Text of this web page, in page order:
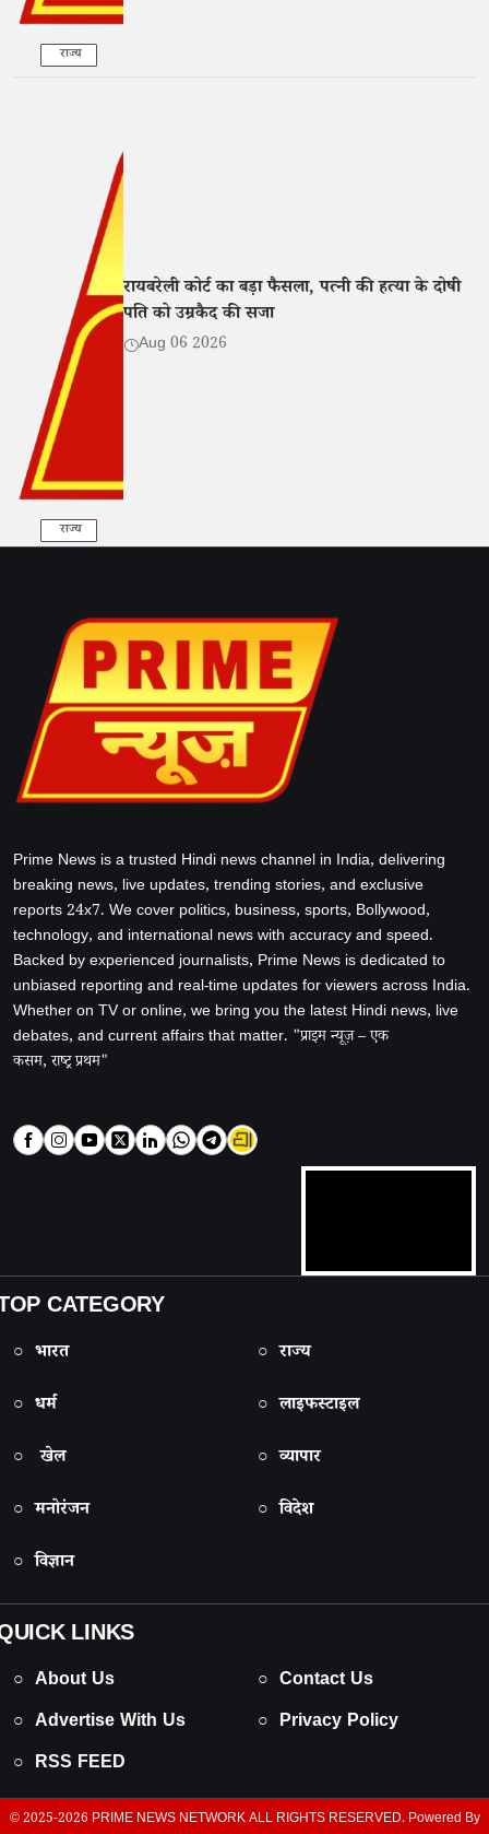
राज्य
राज्य
रायबरेली कोर्ट का बड़ा फैसला, पत्नी की हत्या के दोषी
पति को उम्रकैद की सजा
Aug 06 2026
Prime News is a trusted Hindi news channel in India, delivering
breaking news, live updates, trending stories, and exclusive
reports 24x7. We cover politics, business, sports, Bollywood,
technology, and international news with accuracy and speed.
Backed by experienced journalists, Prime News is dedicated to
unbiased reporting and real-time updates for viewers across India.
Whether on TV or online, we bring you the latest Hindi news, live
debates, and current affairs that matter. "प्राइम न्यूज़ – एक
कसम, राष्ट्र प्रथम"
CATEGORY
○ भारत
○ राज्य
○ धर्म
○ लाइफस्टाइल
○ खेल
○ व्यापार
○ मनोरंजन
○ विदेश
○ विज्ञान
LINKS
○ About Us
○ Contact Us
○ Advertise With Us
○ Privacy Policy
○ RSS FEED
© 2025-2026 PRIME NEWS NETWORKALL RIGHTS RESERVED. Powered By